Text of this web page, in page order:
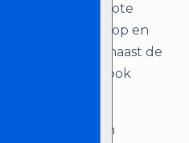
is voor middelgrote
van top en
naast de
midden tonen ook
zit geen